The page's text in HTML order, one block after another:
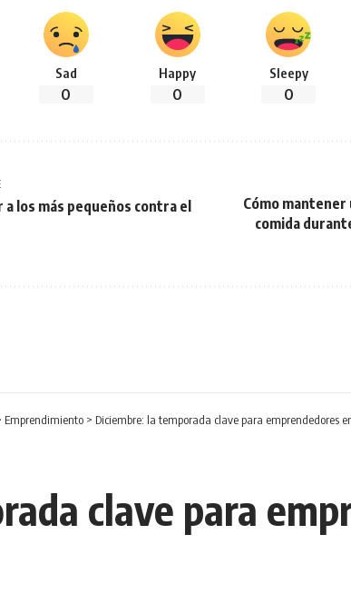
Sad
0
Happy
0
Sleepy
0
a los más pequeños contra el
Cómo mantener
comida
Emprendimiento > Diciembre: la temporada clave para emprendedores
clave para